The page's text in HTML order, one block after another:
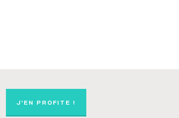
J'EN PROFITE !